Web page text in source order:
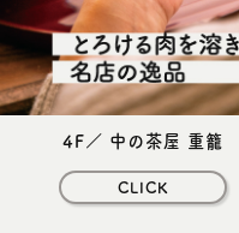
4F／ 濵かつ